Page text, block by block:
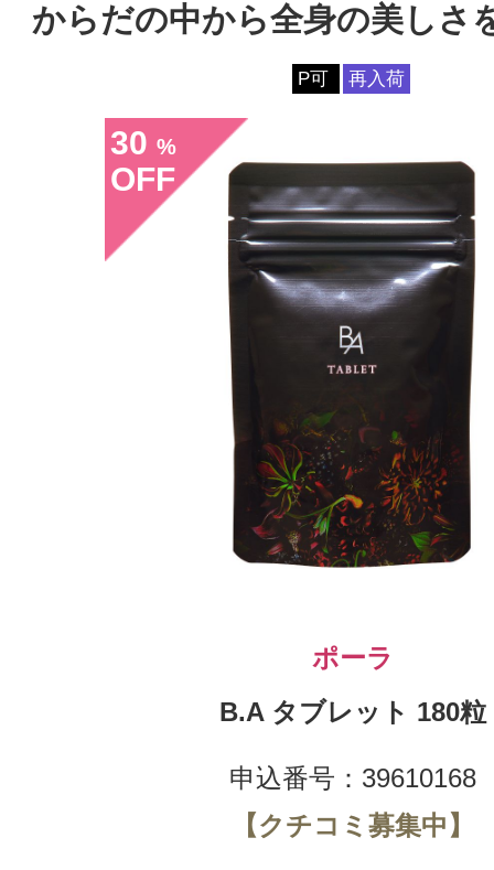
からだの中から全身の美しさ
P可 再入荷
30 %
OFF
ポーラ
B.A タブレット 180粒
申込番号：39610168
【クチコミ募集中】